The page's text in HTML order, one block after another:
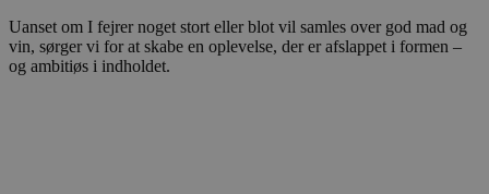
Uanset om I fejrer noget stort eller blot vil samles over god mad og
vin, sørger vi for at skabe en oplevelse, der er afslappet i formen –
og ambitiøs i indholdet.